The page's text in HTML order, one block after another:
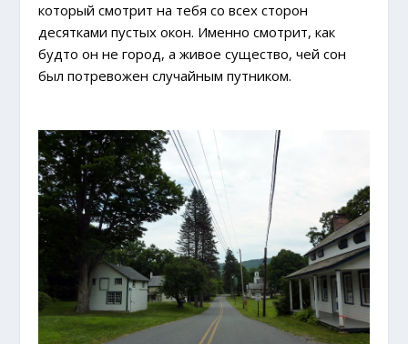
который смотрит на тебя со всех сторон
десятками пустых окон. Именно смотрит, как
будто он не город, а живое существо, чей сон
был потревожен случайным путником.